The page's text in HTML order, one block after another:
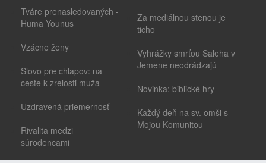
Tváre prenasledovaných -
Huma Younus
Vzácne ženy
Slovo pre chlapov: na
ceste k zrelosti muža
Uzdravená priemernosť
Rivalita medzi
súrodencami
Za mediálnou stenou je
ticho
Vyhrážky smrťou Saleha v
Jemene neodrádzajú
Novinka: biblické hry
Každý deň na sv. omši s
Mojou Komunitou